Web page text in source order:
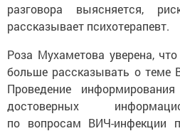
разговора выясняется,
рассказывает психотерапевт.
Роза Мухаметова уверена,
больше рассказывать о
Проведение
достоверных
по вопросам ВИЧ-инфекции